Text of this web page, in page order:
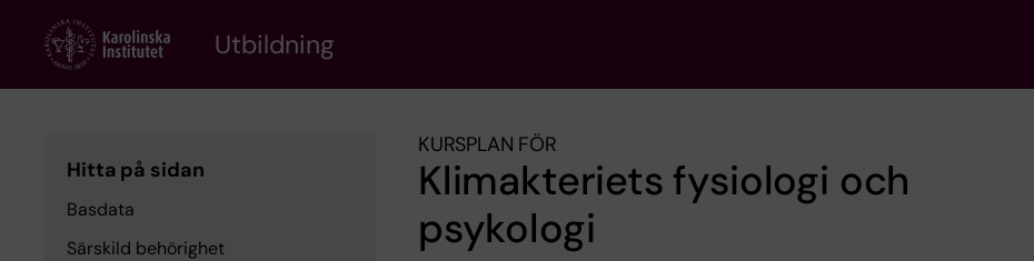
content
Utbildning
Hitta på sidan
Basdata
Särskild behörighet
KURSPLAN FÖR
Klimakteriets fysiologi och
psykologi